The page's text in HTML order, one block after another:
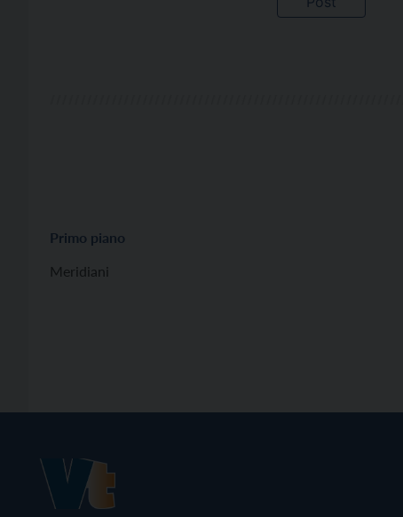
Primo piano
Meridiani